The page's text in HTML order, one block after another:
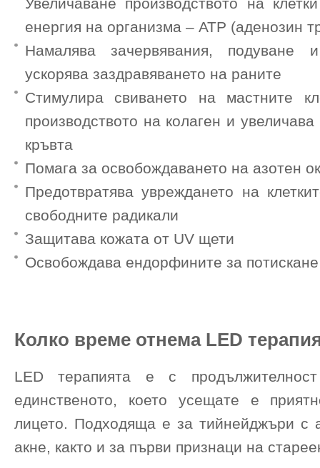
енергия на организма – ATP (аденозин
Намалява зачервявания, подуване
ускорява заздравяването на раните
Стимулира свиването на мастните
производството на колаген и
кръвта
Помага за освобождаването на азотен
Предотвратява увреждането на
свободните радикали
Защитава кожата от UV щети
Освобождава ендорфините за
Колко време отнема LED
LED терапията е с
единственото, което усещате е
лицето. Подходяща е за тийнейджъри с
акне, както и за първи признаци на